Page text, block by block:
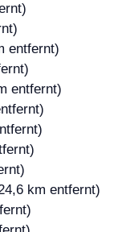
entfernt)
entfernt)
km entfernt)